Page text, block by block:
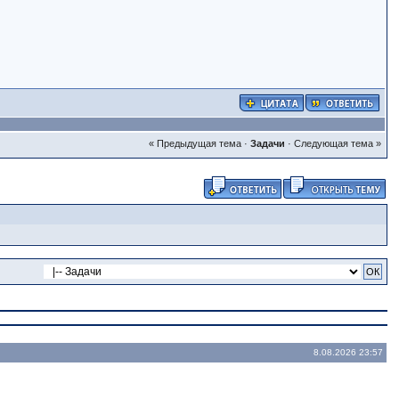
« Предыдущая тема· Задачи · Следующая тема »
8.08.2026 23:57